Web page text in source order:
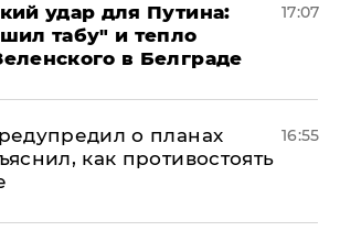
удар для Путина:
табу" и тепло
в Белграде
17:07
о планах
как противостоять
16:55